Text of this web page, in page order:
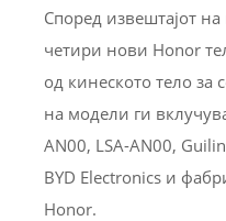
Според извештајот на
четири нови Honor
од кинеското тело за
на модели ги
AN00, LSA-AN00,
BYD Electronics и
Honor.